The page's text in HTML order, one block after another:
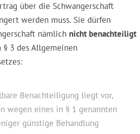
über die Schwangerschaft
werden muss. Sie dürfen
nämlich nicht benachteiligt
3 des Allgemeinen
Benachteiligung liegt vor,
wegen eines in § 1 genannten
günstige Behandlung